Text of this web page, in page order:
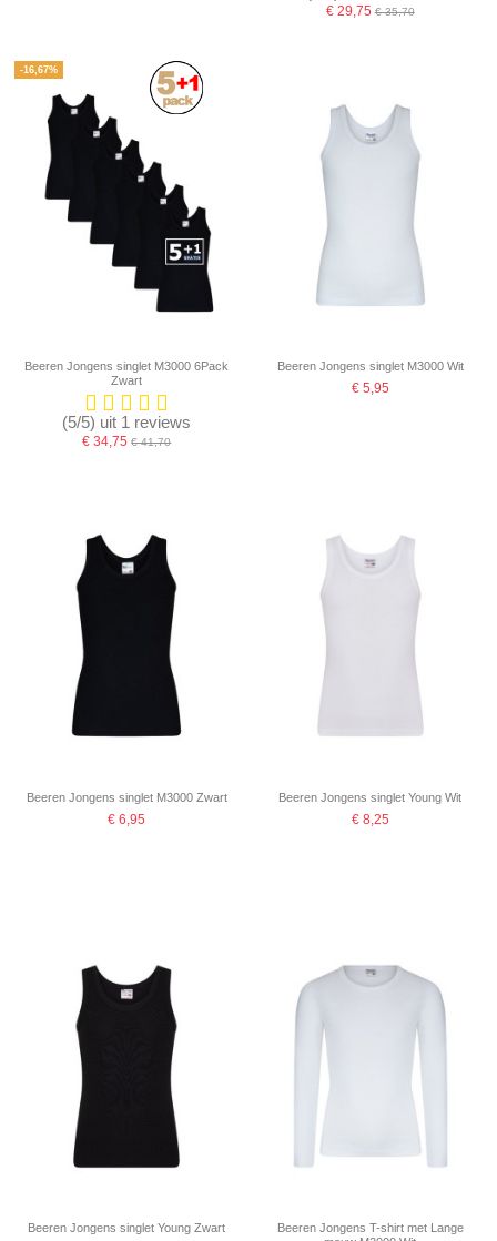
€ 29,75€ 35,70
-16,67%
Beeren Jongens singlet M3000 6Pack
Zwart
(5/5) uit 1 reviews
€ 34,75€ 41,70
Beeren Jongens singlet M3000 Wit
€ 5,95
Beeren Jongens singlet M3000 Zwart
€ 6,95
Beeren Jongens singlet Young Wit
€ 8,25
Beeren Jongens singlet Young Zwart
Beeren Jongens T-shirt met Lange